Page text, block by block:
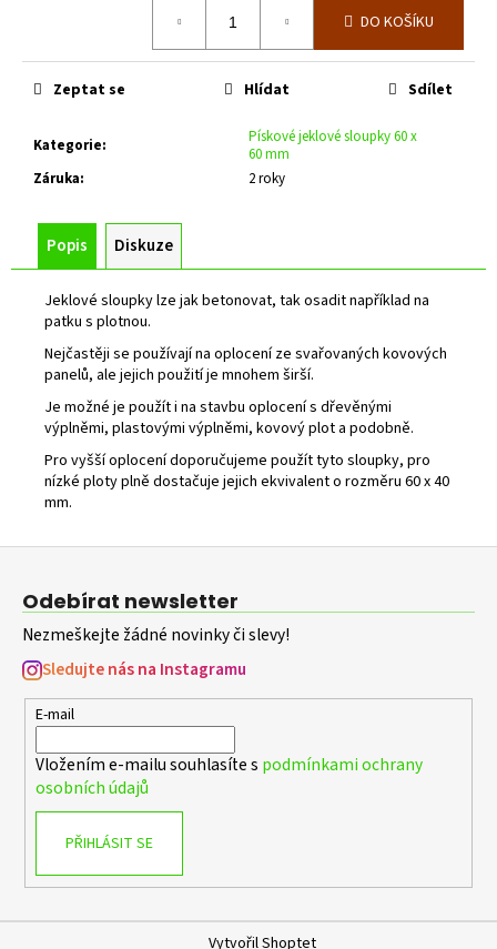
DO KOŠÍKU
Kategorie:
Pískové jeklové sloupky 60 x
60 mm
Záruka: 2 roky
Zeptat se Hlídat Sdílet
Popis Diskuze
Jeklové sloupky lze jak betonovat, tak osadit například na
patku s plotnou.
Nejčastěji se používají na oplocení ze svařovaných kovových
panelů, ale jejich použití je mnohem širší.
Je možné je použít i na stavbu oplocení s dřevěnými
výplněmi, plastovými výplněmi, kovový plot a podobně.
Pro vyšší oplocení doporučujeme použít tyto sloupky, pro
nízké ploty plně dostačuje jejich ekvivalent o rozměru 60 x 40
mm.
m
e
ZELENÉ
POPLASTOVANÉ
1,65/2,5/ROLE
15M
ZAPLETENÝM
NAPÍNACÍM
DRÁTEM,
VÝŠKA
2000
059
Odebírat newsletter
Nezmeškejte žádné novinky či slevy!
Sledujte nás na Instagramu
E-mail
Vložením e-mailu souhlasíte s podmínkami ochrany
osobních údajů
PŘIHLÁSIT SE
Vytvořil Shoptet